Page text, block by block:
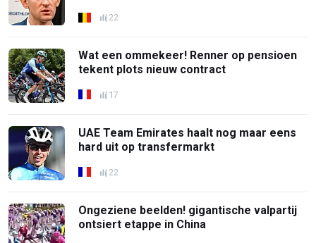
22
Wat een ommekeer! Renner op pensioen
tekent plots nieuw contract
17
UAE Team Emirates haalt nog maar eens
hard uit op transfermarkt
22
Ongeziene beelden! gigantische valpartij
ontsiert etappe in China